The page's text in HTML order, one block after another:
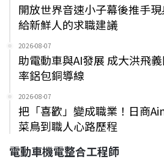
開放世界音速小子幕後推手
給新鮮人的求職建議
2026-08-07
助電動車與AI發展 成大洪飛
率鋁包銅導線
2026-08-07
把「喜歡」變成職業！日商
菜鳥到職人心路歷程
電動車機電整合工程師